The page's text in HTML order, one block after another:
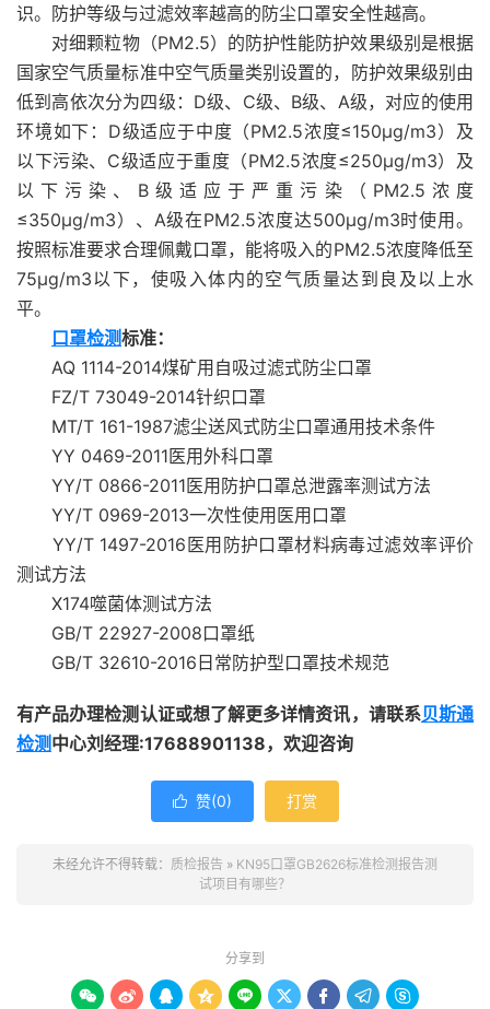
识。防护等级与过滤效率越高的防尘口罩安全性越高。
对细颗粒物（PM2.5）的防护性能防护效果级别是根据
国家空气质量标准中空气质量类别设置的，防护效果级别由
低到高依次分为四级：D级、C级、B级、A级，对应的使用
环境如下：D级适应于中度（PM2.5浓度≤150μg/m3）及
以下污染、C级适应于重度（PM2.5浓度≤250μg/m3）及
以下污染、B级适应于严重污染（PM2.5浓度
≤350μg/m3）、A级在PM2.5浓度达500μg/m3时使用。
按照标准要求合理佩戴口罩，能将吸入的PM2.5浓度降低至
75μg/m3以下，使吸入体内的空气质量达到良及以上水
平。
口罩检测标准：
AQ 1114-2014煤矿用自吸过滤式防尘口罩
FZ/T 73049-2014针织口罩
MT/T 161-1987滤尘送风式防尘口罩通用技术条件
YY 0469-2011医用外科口罩
YY/T 0866-2011医用防护口罩总泄露率测试方法
YY/T 0969-2013一次性使用医用口罩
YY/T 1497-2016医用防护口罩材料病毒过滤效率评价
测试方法
X174噬菌体测试方法
GB/T 22927-2008口罩纸
GB/T 32610-2016日常防护型口罩技术规范
有产品办理检测认证或想了解更多详情资讯，请联系贝斯通
检测中心刘经理:17688901138，欢迎咨询
 赞(0) 打赏
未经允许不得转载： 质检报告 » KN95口罩GB2626标准检测报告测
试项目有哪些？
分享到
        